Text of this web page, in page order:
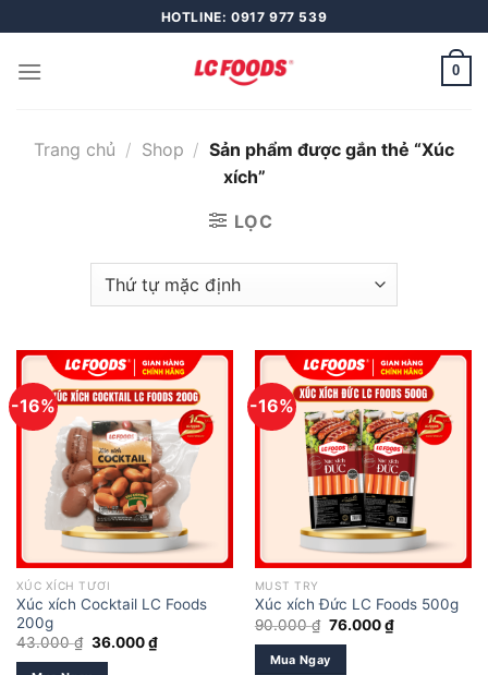
to
content
HOTLINE: 0917 977 539
0
Trang chủ / Shop / Sản phẩm được gắn thẻ “Xúc
xích”
LỌC
-16%
XÚC XÍCH TƯƠI
Xúc xích Cocktail LC Foods
200g
43.000₫ Giá
36.000₫Giá
hiện
-16%
MUST TRY
Xúc xích Đức LC Foods 500g
90.000₫ Giá
90.000 ₫.
76.000₫Giá
hiện
Mua Ngay